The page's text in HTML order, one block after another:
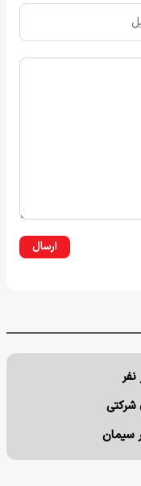
ارسال
شرکتی
سیمان